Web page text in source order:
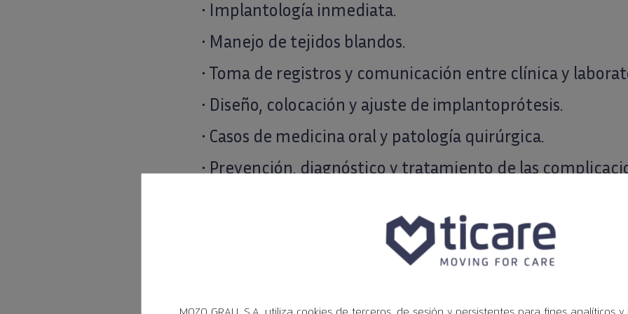
• Implantología inmediata.
• Manejo de tejidos blandos.
• Toma de registros y comunicación entre clínica y
• Diseño, colocación y ajuste de implantoprótesis.
• Casos de medicina oral y patología quirúrgica.
• Prevención, diagnóstico y tratamiento de las
• El cursillista podrá operar a un paciente que él aporte a
previa planificación conjunta y aceptación. Esta cirugía
MOZO GRAU, S.A. utiliza cookies de terceros, de sesión y persistentes para fines analíticos